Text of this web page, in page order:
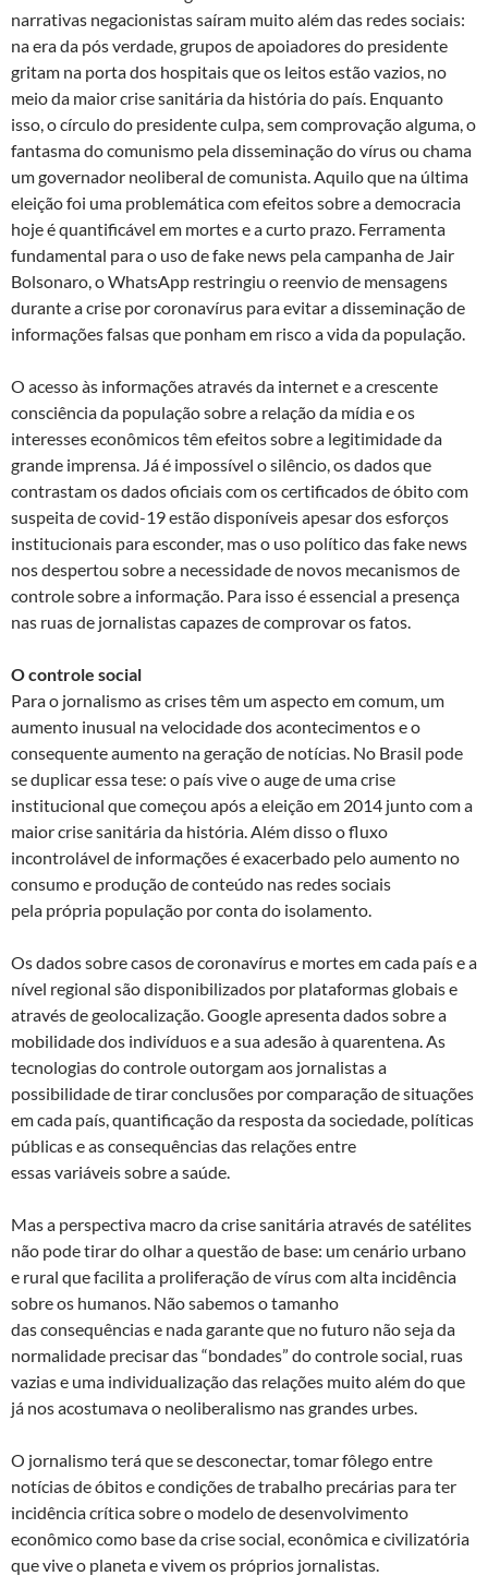
narrativas negacionistas saíram muito além das redes sociais:
na era da pós verdade, grupos de apoiadores do presidente
gritam na porta dos hospitais que os leitos estão vazios, no
meio da maior crise sanitária da história do país. Enquanto
isso, o círculo do presidente culpa, sem comprovação alguma, o
fantasma do comunismo pela disseminação do vírus ou chama
um governador neoliberal de comunista. Aquilo que na última
eleição foi uma problemática com efeitos sobre a democracia
hoje é quantificável em mortes e a curto prazo. Ferramenta
fundamental para o uso de fake news pela campanha de Jair
Bolsonaro, o WhatsApp restringiu o reenvio de mensagens
durante a crise por coronavírus para evitar a disseminação de
informações falsas que ponham em risco a vida da população.
O acesso às informações através da internet e a crescente
consciência da população sobre a relação da mídia e os
interesses econômicos têm efeitos sobre a legitimidade da
grande imprensa. Já é impossível o silêncio, os dados que
contrastam os dados oficiais com os certificados de óbito com
suspeita de covid-19 estão disponíveis apesar dos esforços
institucionais para esconder, mas o uso político das fake news
nos despertou sobre a necessidade de novos mecanismos de
controle sobre a informação. Para isso é essencial a presença
nas ruas de jornalistas capazes de comprovar os fatos.
O controle social
Para o jornalismo as crises têm um aspecto em comum, um
aumento inusual na velocidade dos acontecimentos e o
consequente aumento na geração de notícias. No Brasil pode
se duplicar essa tese: o país vive o auge de uma crise
institucional que começou após a eleição em 2014 junto com a
maior crise sanitária da história. Além disso o fluxo
incontrolável de informações é exacerbado pelo aumento no
consumo e produção de conteúdo nas redes sociais
pela própria população por conta do isolamento.
Os dados sobre casos de coronavírus e mortes em cada país e a
nível regional são disponibilizados por plataformas globais e
através de geolocalização. Google apresenta dados sobre a
mobilidade dos indivíduos e a sua adesão à quarentena. As
tecnologias do controle outorgam aos jornalistas a
possibilidade de tirar conclusões por comparação de situações
em cada país, quantificação da resposta da sociedade, políticas
públicas e as consequências das relações entre
essas variáveis sobre a saúde.
Mas a perspectiva macro da crise sanitária através de satélites
não pode tirar do olhar a questão de base: um cenário urbano
e rural que facilita a proliferação de vírus com alta incidência
sobre os humanos. Não sabemos o tamanho
das consequências e nada garante que no futuro não seja da
normalidade precisar das “bondades” do controle social, ruas
vazias e uma individualização das relações muito além do que
já nos acostumava o neoliberalismo nas grandes urbes.
O jornalismo terá que se desconectar, tomar fôlego entre
notícias de óbitos e condições de trabalho precárias para ter
incidência crítica sobre o modelo de desenvolvimento
econômico como base da crise social, econômica e civilizatória
que vive o planeta e vivem os próprios jornalistas.